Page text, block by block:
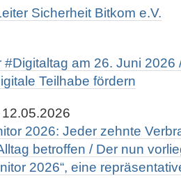
Sicherheit Bitkom e.V.
am 26. Juni 2026
Teilhabe fördern
12.05.2026
2026: Jeder zehnte
betroffen / Der nun
2026“, eine